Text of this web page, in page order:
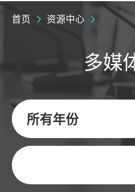
首页 资源中心
多媒
所有年份
关键字